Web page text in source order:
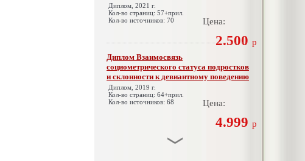
Диплом, 2021 г.
Кол-во страниц: 57+прил.
Кол-во источников: 70
Цена:
2.500 р
Диплом Взаимосвязь
социометрического статуса подростков
и склонности к девиантному поведению
Диплом, 2019 г.
Кол-во страниц: 64+прил.
Кол-во источников: 68
Цена:
4.999 р